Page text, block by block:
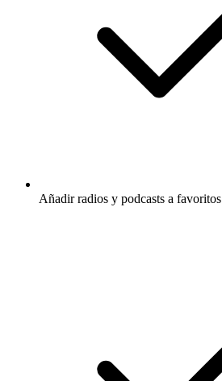
Añadir radios y podcasts a favoritos